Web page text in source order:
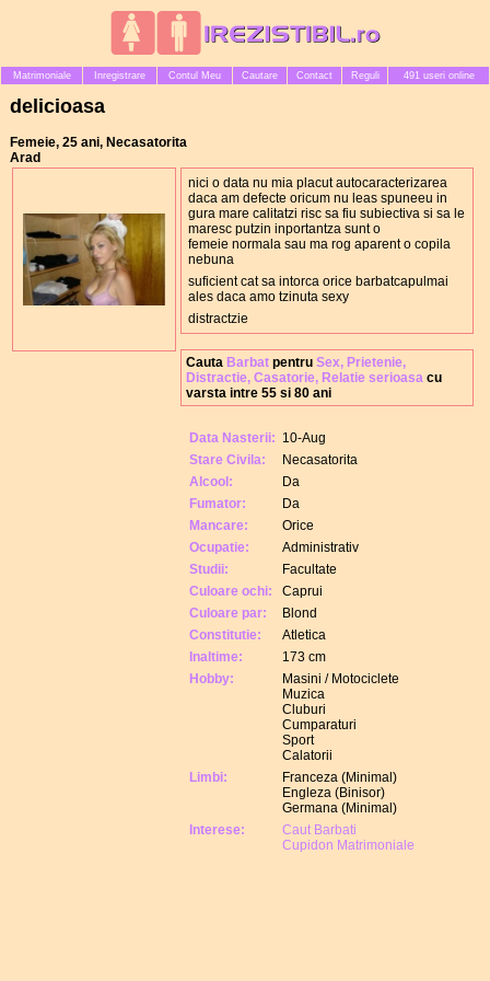
Matrimoniale Inregistrare Contul Meu Cautare Contact Reguli 491 useri online
delicioasa
Femeie, 25 ani, Necasatorita
Arad
nici o data nu mia placut autocaracterizarea
daca am defecte oricum nu leas spuneeu in
gura mare calitatzi risc sa fiu subiectiva si sa le
maresc putzin inportantza sunt o
femeie normala sau ma rog aparent o copila
nebuna
suficient cat sa intorca orice barbatcapulmai
ales daca amo tzinuta sexy
distractzie
Cauta Barbat pentru Sex, Prietenie,
Distractie, Casatorie, Relatie serioasa cu
varsta intre 55 si 80 ani
Data Nasterii: 10-Aug
Stare Civila:
Necasatorita
Alcool:
Da
Fumator:
Da
Mancare:
Orice
Ocupatie:
Administrativ
Studii:
Facultate
Culoare ochi:
Caprui
Culoare par:
Blond
Constitutie:
Atletica
Inaltime:
173 cm
Hobby:
Masini / Motociclete
Muzica
Cluburi
Cumparaturi
Sport
Calatorii
Limbi:
Franceza (Minimal)
Engleza (Binisor)
Germana (Minimal)
Interese:
Caut Barbati
Cupidon Matrimoniale